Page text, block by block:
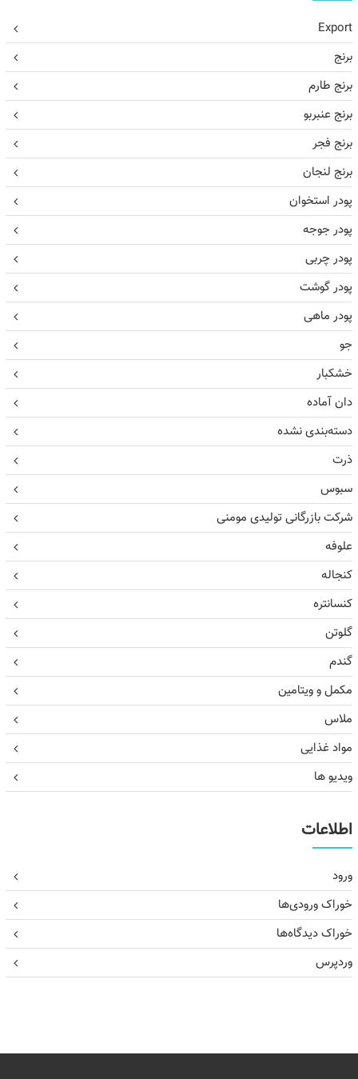
Export
برنج
برنج طارم
برنج عنبربو
برنج فجر
برنج لنجان
پودر استخوان
پودر جوجه
پودر چربی
پودر گوشت
پودر ماهی
جو
خشکبار
دان آماده
دسته‌بندی نشده
ذرت
سبوس
شرکت بازرگانی تولیدی مومنی
علوفه
کنجاله
کنسانتره
گلوتن
گندم
مکمل و ویتامین
ملاس
مواد غذایی
ویدیو ها
اطلاعات
ورود
خوراک ورودی‌ها
خوراک دیدگاه‌ها
وردپرس